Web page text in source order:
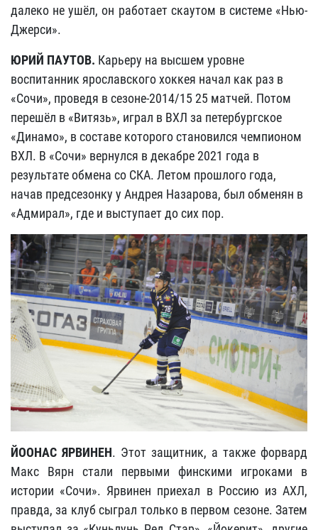
далеко не ушёл, он работает скаутом в системе «Нью-
Джерси».
ЮРИЙ ПАУТОВ. Карьеру на высшем уровне
воспитанник ярославского хоккея начал как раз в
«Сочи», проведя в сезоне-2014/15 25 матчей. Потом
перешёл в «Витязь», играл в ВХЛ за петербургское
«Динамо», в составе которого становился чемпионом
ВХЛ. В «Сочи» вернулся в декабре 2021 года в
результате обмена со СКА. Летом прошлого года,
начав предсезонку у Андрея Назарова, был обменян в
«Адмирал», где и выступает до сих пор.
ЙООНАС ЯРВИНЕН. Этот защитник, а также форвард
Макс Вярн стали первыми финскими игроками в
истории «Сочи». Ярвинен приехал в Россию из АХЛ,
правда, за клуб сыграл только в первом сезоне. Затем